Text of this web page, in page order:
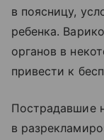
в поясницу,
ребенка.
органов в
привести к
Пострадавшие
в